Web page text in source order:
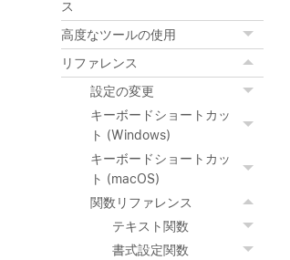
ス
高度なツールの使用
リファレンス
設定の変更
キーボードショートカッ
ト (Windows)
キーボードショートカッ
ト (macOS)
関数リファレンス
テキスト関数
書式設定関数